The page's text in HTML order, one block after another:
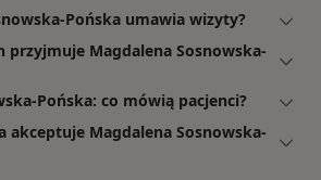
Pońska umawia wizyty?
przyjmuje Magdalena Sosnowska-
Pońska: co mówią pacjenci?
akceptuje Magdalena Sosnowska-